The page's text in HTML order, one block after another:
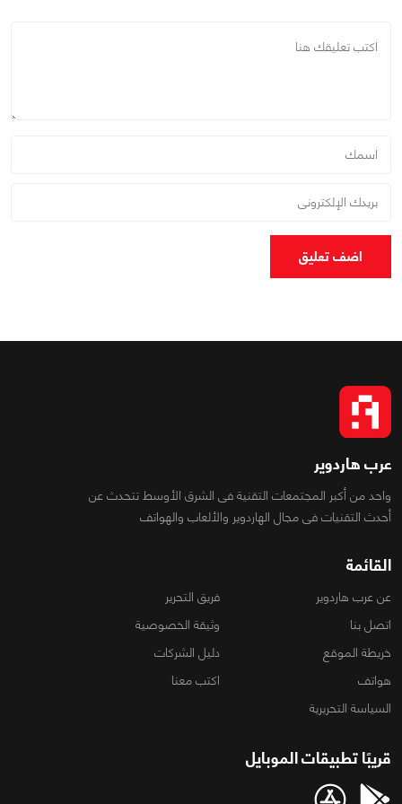
اضف تعليق
عرب هاردوير
واحد من أكبر المجتمعات التقنية فى الشرق الأوسط تتحدث عن
أحدث التقنيات فى مجال الهاردوير والألعاب والهواتف
القائمة
عن عرب هاردوير
فريق التحرير
اتصل بنا
وثيقة الخصوصية
خريطة الموقع
دليل الشركات
هواتف
اكتب معنا
السياسة التحريرية
قريبًا تطبيقات الموبايل